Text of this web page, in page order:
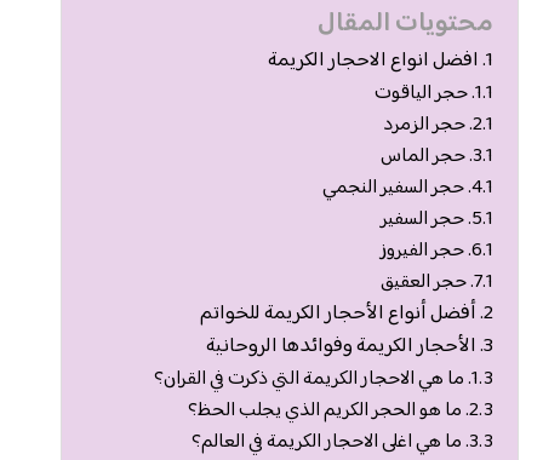
محتويات المقال
افضل انواع الاحجار الكريمة
حجر الياقوت
حجر الزمرد
حجر الماس
حجر السفير النجمي
حجر السفير
حجر الفيروز
حجر العقيق
أفضل أنواع الأحجار الكريمة للخواتم
الأحجار الكريمة وفوائدها الروحانية
ما هي الاحجار الكريمة التي ذكرت في القران؟
ما هو الحجر الكريم الذي يجلب الحظ؟
ما هي اغلى الاحجار الكريمة في العالم؟